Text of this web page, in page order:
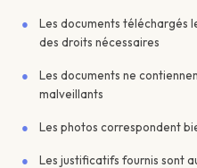
Les documents téléchargés
des droits nécessaires
Les documents ne
malveillants
Les photos correspondent
Les justificatifs fournis sont